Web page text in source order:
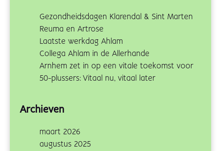
Gezondheidsdagen Klarendal & Sint Marten
Reuma en Artrose
Laatste werkdag Ahlam
Collega Ahlam in de Allerhande
Arnhem zet in op een vitale toekomst voor
50-plussers: Vitaal nu, vitaal later
Archieven
maart 2026
augustus 2025